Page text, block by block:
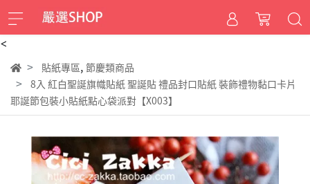
<
貼紙專區, 節慶類商品
8入 紅白聖誕旗幟貼紙 聖誕貼 禮品封口貼紙 裝飾禮物黏口卡片
耶誕節包裝小貼紙點心袋派對【X003】